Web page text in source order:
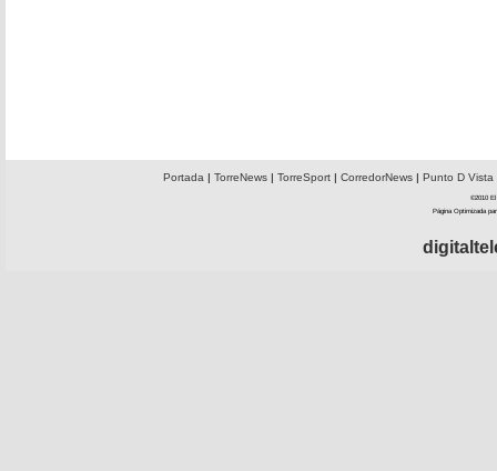
Portada | TorreNews| TorreSport| CorredorNews| Punto D Vista
©2010 El
Página Optimizada